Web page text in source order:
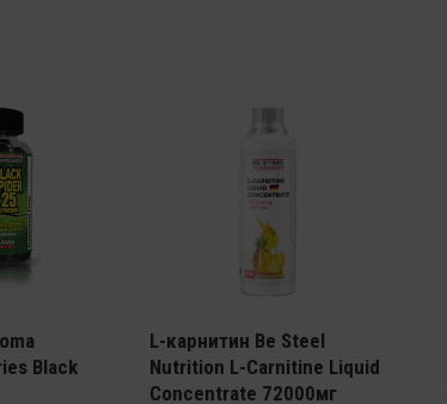
Black
L-карнитин Be Steel
Nutrition L-Carnitine Liquid
Concentrate 72000мг